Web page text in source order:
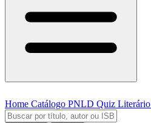
Home Catálogo PNLD Quiz Literário